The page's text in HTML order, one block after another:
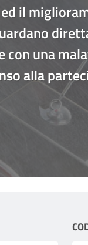
il
con una
alla